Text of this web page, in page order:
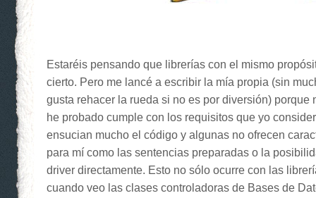
Estaréis pensando que librerías con el mismo
cierto. Pero me lancé a escribir la mía propia (sin
gusta rehacer la rueda si no es por diversión) porque
he probado cumple con los requisitos que yo
ensucian mucho el código y algunas no ofrecen
para mí como las sentencias preparadas o la
driver directamente. Esto no sólo ocurre con las
cuando veo las clases controladoras de Bases de